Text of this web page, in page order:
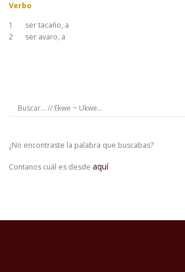
Verbo
1
ser tacaño, a
2
ser avaro, a
¿No encontraste la palabra que buscabas?
Contanos cuál es desde aquí